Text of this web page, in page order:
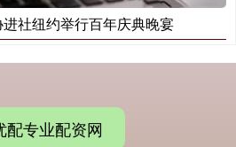
社纽约举行百年庆典晚宴
配专业配资网